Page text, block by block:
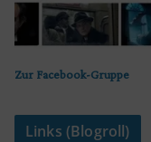
Zur Facebook-Gruppe
Links (Blogroll)